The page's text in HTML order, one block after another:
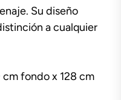
Su diseño
a cualquier
fondo x 128 cm